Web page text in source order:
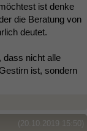
ist denke
die Beratung von
deutet.
dass nicht alle
ist, sondern
(20.10.2019 15:50)